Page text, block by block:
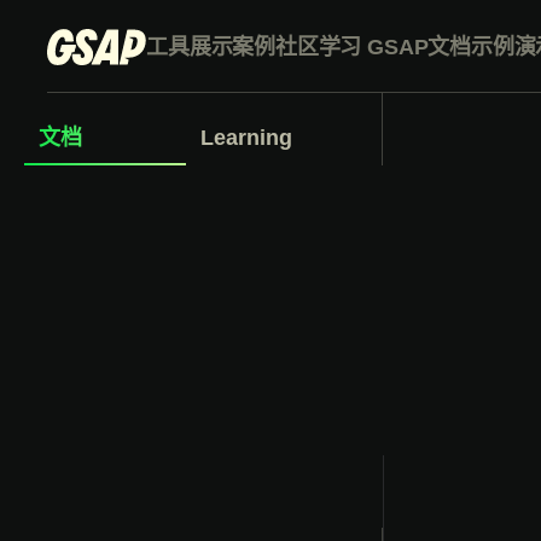
工具展示案例社区学习 GSAP文档示例演
文档 Learning